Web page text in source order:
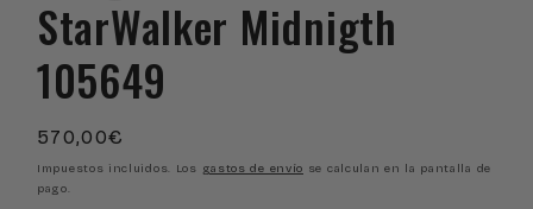
StarWalker Midnigth
105649
Precio
habitual
570,00€
Impuestos incluidos. Los gastos de envío se calculan en la pantalla de
pago.